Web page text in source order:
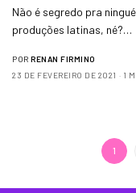
Não é segredo pra
produções latinas, né?…
POR RENAN FIRMINO
23 DE FEVEREIRO DE 2021
1
1